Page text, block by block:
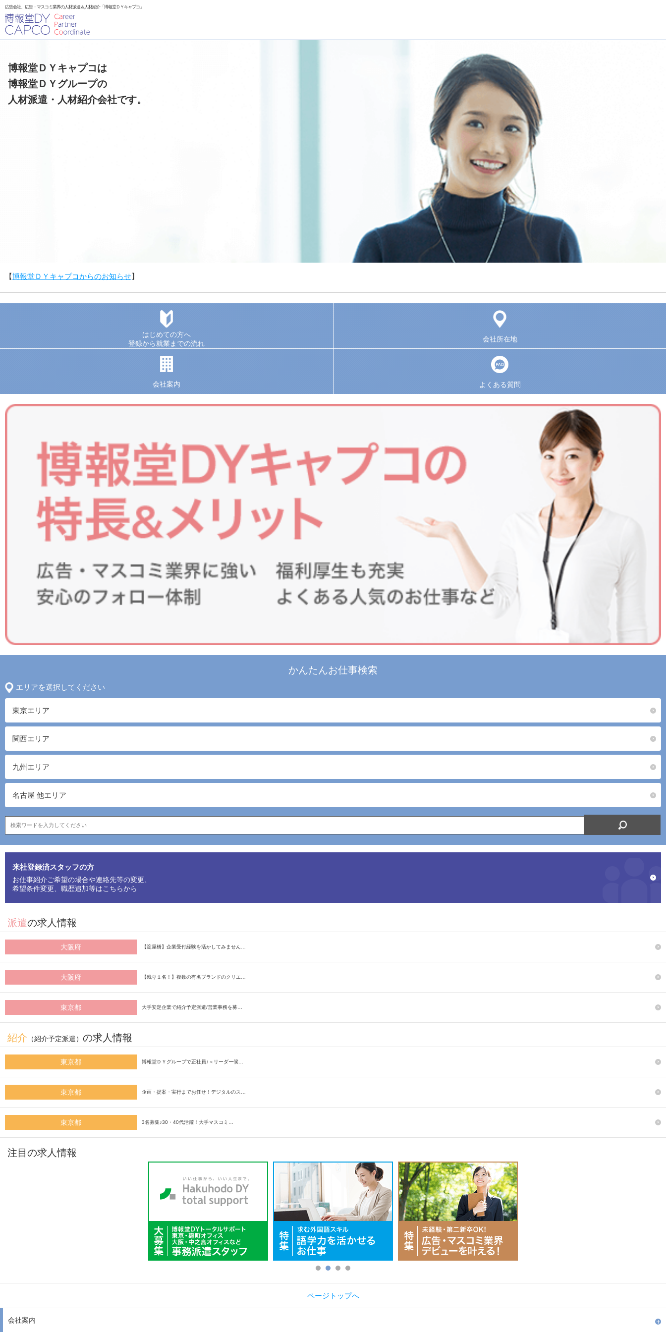
広告会社、広告・マスコミ業界の人材派遣＆人材紹介「博報堂ＤＹキャプコ」
博報堂ＤＹキャプコは
博報堂ＤＹグループの
人材派遣・人材紹介会社です。
【博報堂ＤＹキャプコからのお知らせ】
はじめての方へ
登録から就業までの流れ
会社所在地
会社案内 よくある質問
かんたんお仕事検索
エリアを選択してください
東京エリア
関西エリア
九州エリア
名古屋 他エリア
来社登録済スタッフの方
お仕事紹介ご希望の場合や連絡先等の変更、
希望条件変更、職歴追加等はこちらから
派遣の求人情報
大阪府 【淀屋橋】企業受付経験を活かしてみません…
大阪府 【残り１名！】複数の有名ブランドのクリエ…
東京都 大手安定企業で紹介予定派遣/営業事務を募…
紹介 （紹介予定派遣） の求人情報
東京都 博報堂ＤＹグループで正社員♪＜リーダー候…
東京都 企画・提案・実行までお任せ！デジタルのス…
東京都 3名募集♪30・40代活躍！大手マスコミ…
注目の求人情報
ページトップへ
会社案内